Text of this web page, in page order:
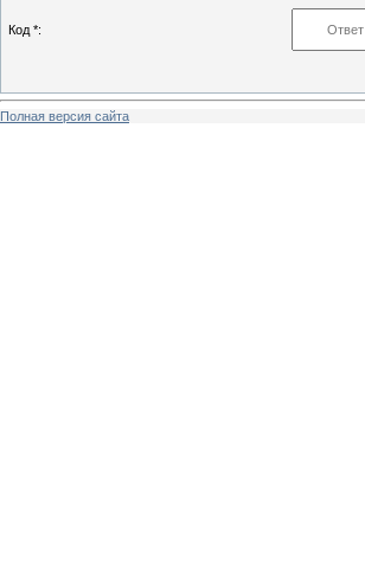
Код *:
Полная версия сайта